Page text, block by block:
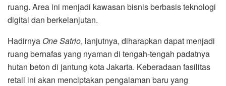
ruang. Area ini menjadi kawasan bisnis berbasis teknologi
digital dan berkelanjutan.
Hadirnya One Satrio, lanjutnya, diharapkan dapat menjadi
ruang bernafas yang nyaman di tengah-tengah padatnya
hutan beton di jantung kota Jakarta. Keberadaan fasilitas
retail ini akan menciptakan pengalaman baru yang